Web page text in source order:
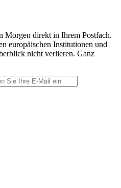
Morgen direkt in Ihrem Postfach.
europäischen Institutionen und
nicht verlieren. Ganz